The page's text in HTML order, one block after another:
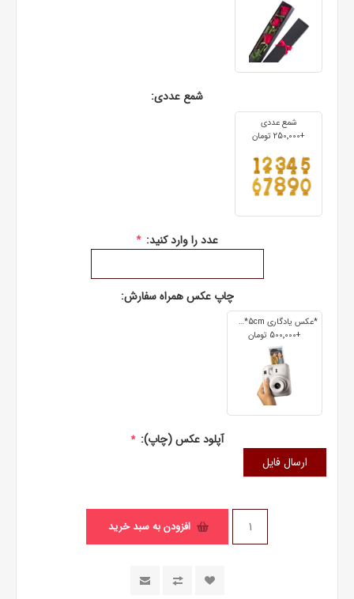
شمع عددی:
شمع عددی
+250٬000 تومان
عدد را وارد کنید: *
چاپ عکس همراه سفارش:
*عکس یادگاری 7cm*5cm
+500٬000 تومان
آپلود عکس (چاپ): *
ارسال فایل
افزودن به سبد خرید